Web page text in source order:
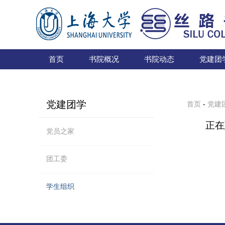
首页 书院概况 书院动态 党建团
党建团学
党员之家
团工委
学生组织
首页 - 党建
正